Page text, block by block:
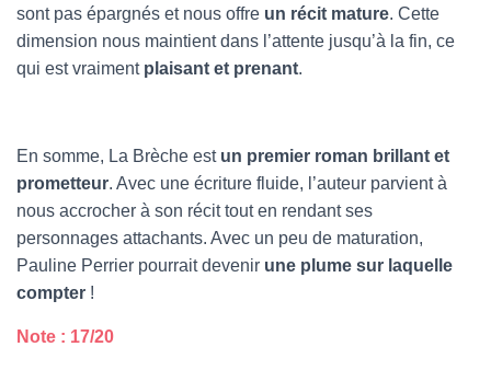
sont pas épargnés et nous offre un récit mature. Cette
dimension nous maintient dans l’attente jusqu’à la fin, ce
qui est vraiment plaisant et prenant.
En somme, La Brèche est un premier roman brillant et
prometteur. Avec une écriture fluide, l’auteur parvient à
nous accrocher à son récit tout en rendant ses
personnages attachants. Avec un peu de maturation,
Pauline Perrier pourrait devenir une plume sur laquelle
compter !
Note : 17/20